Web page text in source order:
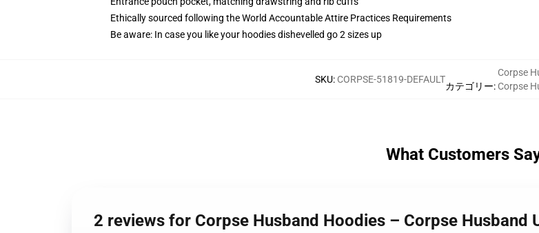
Ethically sourced following the World Accountable Attire Practices Requirements
Be aware: In case you like your hoodies dishevelled go 2 sizes up
SKU: CORPSE-51819-DEFAULT
カテゴリー:
Corpse
Corpse
What Customers
2 reviews for Corpse Husband Hoodies – Corpse Husband